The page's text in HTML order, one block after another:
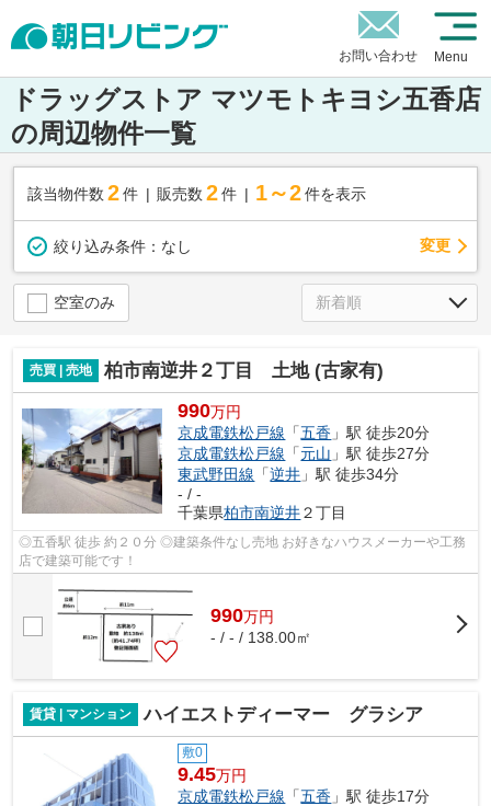
お問い合わせ Menu
ドラッグストア マツモトキヨシ五香店
の周辺物件一覧
該当物件数 2件 販売数 2 件 1～2 件を表示
絞り込み条件： なし 変更
空室のみ
売買 | 売地 柏市南逆井２丁目 土地 (古家有)
990万円
京成電鉄松戸線 「五香 」駅 徒歩20分
京成電鉄松戸線 「元山 」駅 徒歩27分
東武野田線 「逆井 」駅 徒歩34分
- / -
千葉県柏市南逆井２丁目
◎五香駅 徒歩 約２０分 ◎建築条件なし売地 お好きなハウスメーカーや工務
店で建築可能です！
990万円
- / - / 138.00㎡
賃貸 | マンション ハイエストディーマー グラシア
敷0
9.45万円
京成電鉄松戸線 「五香 」駅 徒歩17分